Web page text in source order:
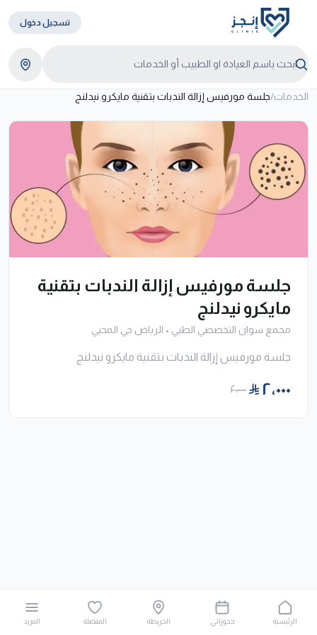
تسجيل دخول
الخدمات/جلسة مورفيس إزالة الندبات بتقنية مايكرو نيدلنج
جلسة مورفيس إزالة الندبات بتقنية
مايكرو نيدلنج
مجمع سوان التخصصي الطبي • الرياض حي المحبي
جلسة مورفيس إزالة الندبات بتقنية مايكرو نيدلنج
٢٬٠٠٠ ٢٬٠٠٠
الرئيسية حجوزاتي الخريطة المفضلة المزيد